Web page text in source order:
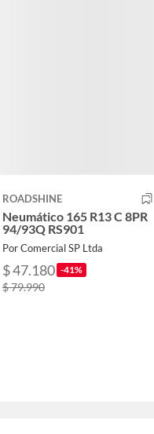
ROADSHINE
Neumático 165 R13 C 8PR
94/93Q RS901
Por Comercial SP Ltda
$ 47.180 -41%
$ 79.990